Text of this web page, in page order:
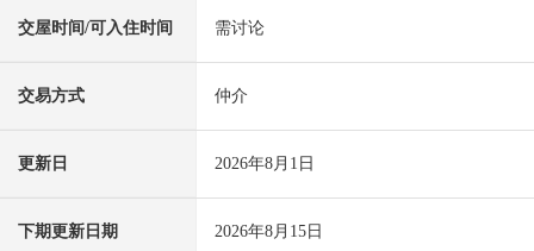
交屋时间/可入住时间 需讨论
交易方式 仲介
更新日 2026年8月1日
下期更新日期 2026年8月15日